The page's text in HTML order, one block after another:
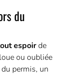
du
espoirde
ou oubliée
permis, un